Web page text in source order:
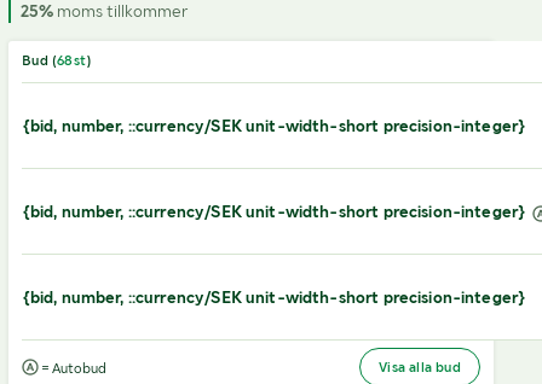
25%moms tillkommer
Bud (68st)
{bid, number, ::currency/SEK unit-width-short precision-integer}
{bid, number, ::currency/SEK unit-width-short precision-integer}
{bid, number, ::currency/SEK unit-width-short precision-integer}
= Autobud Visa alla bud